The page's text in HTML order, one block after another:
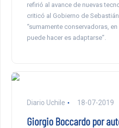
refirió al avance de nuevas
criticó al Gobierno de
“sumamente conservadoras,
puede hacer es adaptarse”.
Diario Uchile 18-07-2019
Giorgio Boccardo por